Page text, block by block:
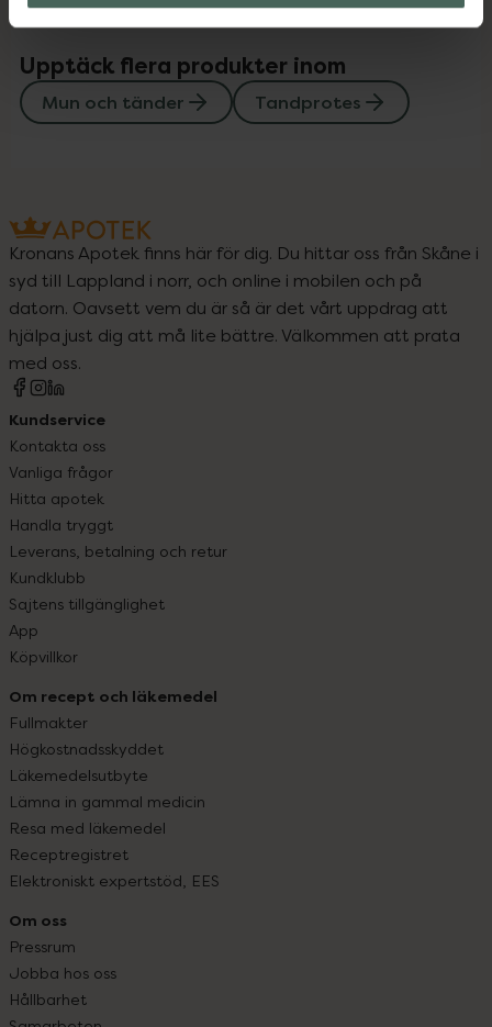
Upptäck flera produkter inom
Mun och tänder Tandprotes
Kronans Apotek finns här för dig. Du hittar oss från Skåne i
syd till Lappland i norr, och online i mobilen och på
datorn. Oavsett vem du är så är det vårt uppdrag att
hjälpa just dig att må lite bättre. Välkommen att prata
med oss.
Kundservice
Kontakta oss
Vanliga frågor
Hitta apotek
Handla tryggt
Leverans, betalning och retur
Kundklubb
Sajtens tillgänglighet
App
Köpvillkor
Om recept och läkemedel
Fullmakter
Högkostnadsskyddet
Läkemedelsutbyte
Lämna in gammal medicin
Resa med läkemedel
Receptregistret
Elektroniskt expertstöd, EES
Om oss
Pressrum
Jobba hos oss
Hållbarhet